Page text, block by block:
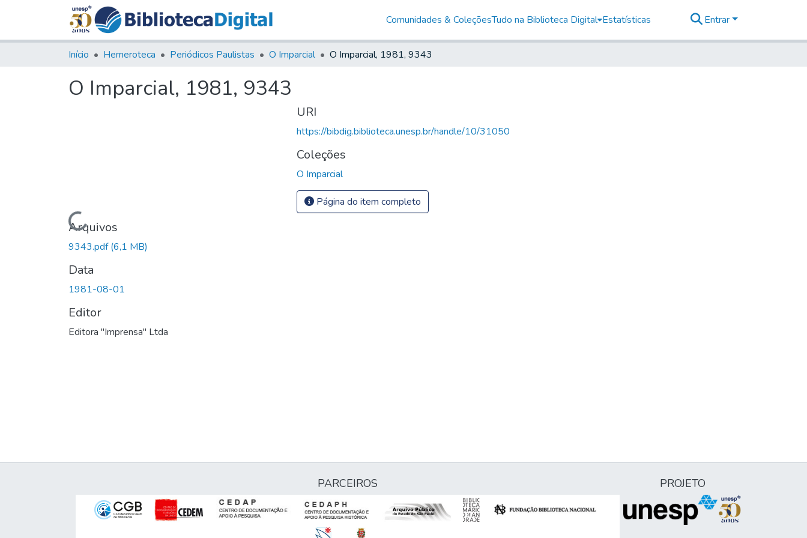
Comunidades & ColeçõesTudo na Biblioteca Digital Estatísticas Entrar
Início Hemeroteca Periódicos Paulistas O Imparcial O Imparcial, 1981, 9343
O Imparcial, 1981, 9343
Carregando...
Arquivos
9343.pdf(6,1 MB)
Data
1981-08-01
Editor
Editora "Imprensa" Ltda
URI
https://bibdig.biblioteca.unesp.br/handle/10/31050
Coleções
O Imparcial
Página do item completo
PARCEIROS PROJETO